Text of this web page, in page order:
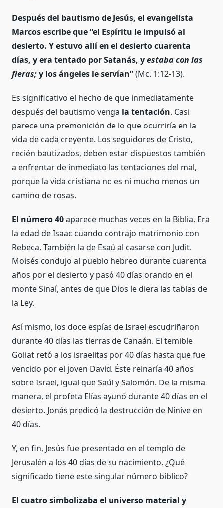
Después del bautismo de Jesús, el evangelista
Marcos escribe que “el Espíritu le impulsó al
desierto. Y estuvo allí en el desierto cuarenta
días, y era tentado por Satanás, yestaba con las
fieras;y los ángeles le servían”(Mc. 1:12-13).
Es significativo el hecho de que inmediatamente
después del bautismo venga la tentación. Casi
parece una premonición de lo que ocurriría en la
vida de cada creyente. Los seguidores de Cristo,
recién bautizados, deben estar dispuestos también
a enfrentar de inmediato las tentaciones del mal,
porque la vida cristiana no es ni mucho menos un
camino de rosas.
El número 40aparece muchas veces en la Biblia. Era
la edad de Isaac cuando contrajo matrimonio con
Rebeca. También la de Esaú al casarse con Judit.
Moisés condujo al pueblo hebreo durante cuarenta
años por el desierto y pasó 40 días orando en el
monte Sinaí, antes de que Dios le diera las tablas de
la Ley.
Así mismo, los doce espías de Israel escudriñaron
durante 40 días las tierras de Canaán. El temible
Goliat retó a los israelitas por 40 días hasta que fue
vencido por el joven David. Éste reinaría 40 años
sobre Israel, igual que Saúl y Salomón. De la misma
manera, el profeta Elías ayunó durante 40 días en el
desierto. Jonás predicó la destrucción de Nínive en
40 días.
Y, en fin, Jesús fue presentado en el templo de
Jerusalén a los 40 días de su nacimiento. ¿Qué
significado tiene este singular número bíblico?
El cuatro simbolizaba el universo material y